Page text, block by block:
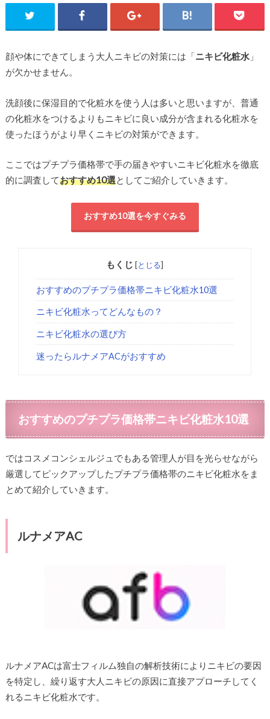
顔や体にできてしまう大人ニキビの対策には「ニキビ化粧水」
が欠かせません。
洗顔後に保湿目的で化粧水を使う人は多いと思いますが、普通
の化粧水をつけるよりもニキビに良い成分が含まれる化粧水を
使ったほうがより早くニキビの対策ができます。
ここではプチプラ価格帯で手の届きやすいニキビ化粧水を徹底
的に調査しておすすめ10選としてご紹介していきます。
おすすめ10選を今すぐみる
もくじ [とじる]
おすすめのプチプラ価格帯ニキビ化粧水10選
ニキビ化粧水ってどんなもの？
ニキビ化粧水の選び方
迷ったらルナメアACがおすすめ
おすすめのプチプラ価格帯ニキビ化粧水10選
ではコスメコンシェルジュでもある管理人が目を光らせながら
厳選してピックアップしたプチプラ価格帯のニキビ化粧水をま
とめて紹介していきます。
ルナメアAC
ルナメアACは富士フィルム独自の解析技術によりニキビの要因
を特定し、繰り返す大人ニキビの原因に直接アプローチしてく
れるニキビ化粧水です。